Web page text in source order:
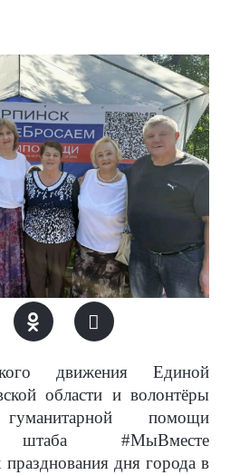
движения Единой
области и волонтёры
помощи
штаба #МыВместе
празднования дня города в